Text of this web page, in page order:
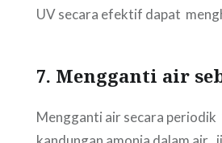
UV secara efektif dapat
7. Mengganti air
Mengganti air secara